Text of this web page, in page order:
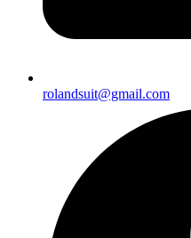
rolandsuit@gmail.com